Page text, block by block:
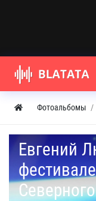
Фотоальбомы
Евгений